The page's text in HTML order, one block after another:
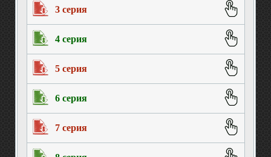
3 серия
4 серия
5 серия
6 серия
7 серия